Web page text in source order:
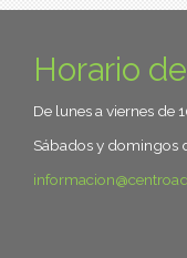
Horario
De lunes a viernes de
Sábados y domingos
informacion